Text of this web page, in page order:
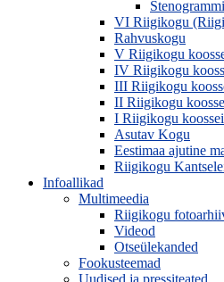
VI Riigikogu
Rahvuskogu
V Riigikogu
IV Riigikogu
III Riigikogu
II Riigikogu
I Riigikogu
Asutav Kogu
Eestimaa ajutine
Riigikogu
Infoallikad
Multimeedia
Riigikogu
Videod
Otseülekanded
Fookusteemad
Uudised ja pressiteated